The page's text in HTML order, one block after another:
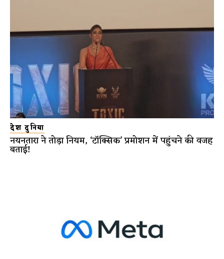
देश दुनिया
नयनतारा ने तोड़ा नियम, ‘टॉक्सिक’ प्रमोशन में पहुंचने की वजह
बताई!